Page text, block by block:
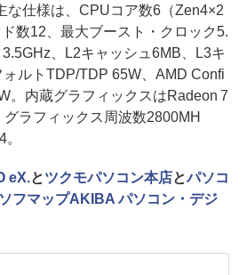
仕様は、CPUコア数6（Zen4×2
数12、最大ブースト・クロック5.
、L2キャッシュ6MB、L3キ
ルトTDP/TDP 65W、AMD Confi
。内蔵グラフィックスはRadeon 7
ラフィックス周波数2800MH
eX.とツクモパソコン本店とパソコ
ソフマップAKIBA パソコン・デジ